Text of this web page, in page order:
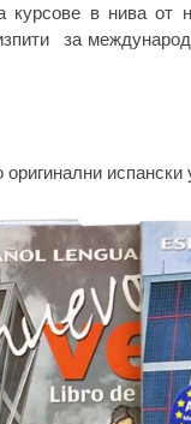
курсове в нива от
за
испански